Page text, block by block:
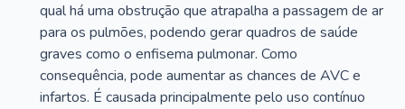
qual há uma obstrução que atrapalha a passagem de ar
para os pulmões, podendo gerar quadros de saúde
graves como o enfisema pulmonar. Como
consequência, pode aumentar as chances de AVC e
infartos. É causada principalmente pelo uso contínuo